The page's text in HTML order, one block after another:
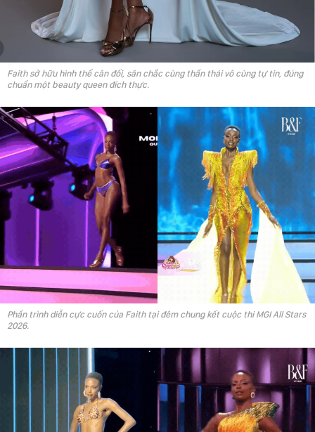
Faith sở hữu hình thể cân đối, săn chắc cùng thần thái vô cùng tự tin, đúng
chuẩn một beauty queen đích thực.
Phần trình diễn cực cuốn của Faith tại đêm chung kết cuộc thi MGI All Stars
2026.